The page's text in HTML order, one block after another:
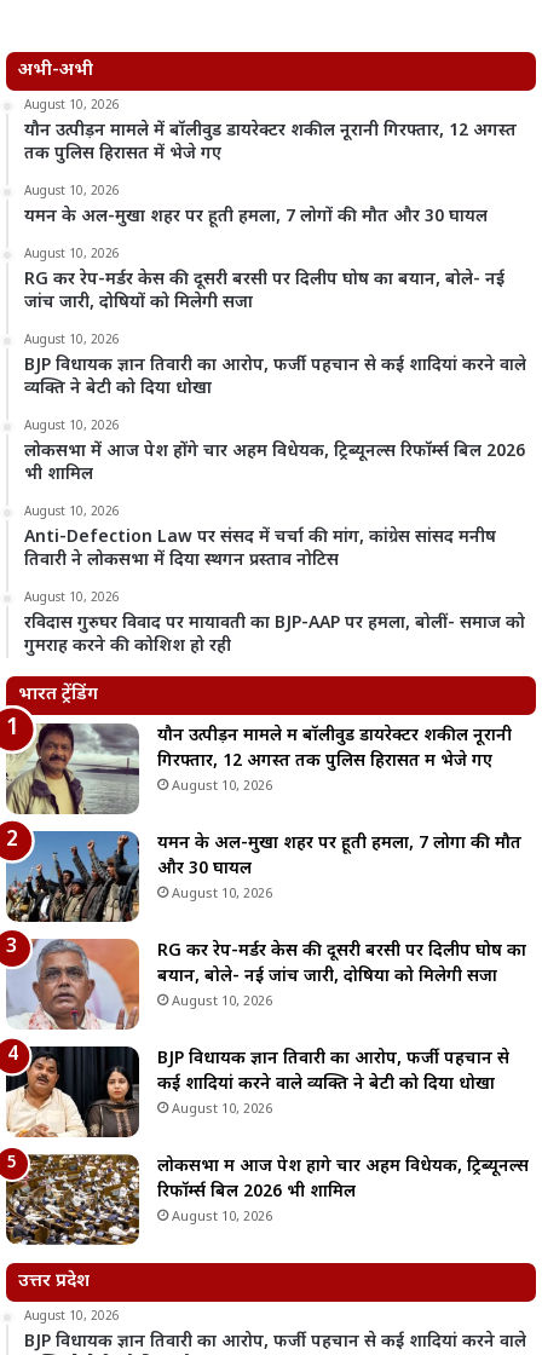
अभी-अभी
August 10, 2026
यौन उत्पीड़न मामले में बॉलीवुड डायरेक्टर शकील नूरानी गिरफ्तार, 12 अगस्त
तक पुलिस हिरासत में भेजे गए
August 10, 2026
यमन के अल-मुखा शहर पर हूती हमला, 7 लोगों की मौत और 30 घायल
August 10, 2026
RG कर रेप-मर्डर केस की दूसरी बरसी पर दिलीप घोष का बयान, बोले- नई
जांच जारी, दोषियों को मिलेगी सजा
August 10, 2026
BJP विधायक ज्ञान तिवारी का आरोप, फर्जी पहचान से कई शादियां करने वाले
व्यक्ति ने बेटी को दिया धोखा
August 10, 2026
लोकसभा में आज पेश होंगे चार अहम विधेयक, ट्रिब्यूनल्स रिफॉर्म्स बिल 2026
भी शामिल
August 10, 2026
Anti-Defection Law पर संसद में चर्चा की मांग, कांग्रेस सांसद मनीष
तिवारी ने लोकसभा में दिया स्थगन प्रस्ताव नोटिस
August 10, 2026
रविदास गुरुघर विवाद पर मायावती का BJP-AAP पर हमला, बोलीं- समाज को
गुमराह करने की कोशिश हो रही
भारत ट्रेंडिंग
यौन उत्पीड़न मामले में बॉलीवुड डायरेक्टर शकील नूरानी
गिरफ्तार, 12 अगस्त तक पुलिस हिरासत में भेजे गए
August 10, 2026
यमन के अल-मुखा शहर पर हूती हमला, 7 लोगों की मौत
और 30 घायल
August 10, 2026
RG कर रेप-मर्डर केस की दूसरी बरसी पर दिलीप घोष का
बयान, बोले- नई जांच जारी, दोषियों को मिलेगी सजा
August 10, 2026
BJP विधायक ज्ञान तिवारी का आरोप, फर्जी पहचान से
कई शादियां करने वाले व्यक्ति ने बेटी को दिया धोखा
August 10, 2026
लोकसभा में आज पेश होंगे चार अहम विधेयक, ट्रिब्यूनल्स
रिफॉर्म्स बिल 2026 भी शामिल
August 10, 2026
उत्तर प्रदेश
August 10, 2026
BJP विधायक ज्ञान तिवारी का आरोप, फर्जी पहचान से कई शादियां करने वाले